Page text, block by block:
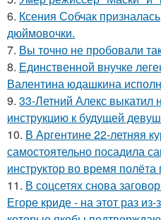
6. Ксения Собчак
дюймовочки.
7. Вы точно не пробовали
8. Единственной внучке
Валентина юдашкина
9. 33-Летний Алекс выкатил
инструкцию к будущей
10. В Аргентине 22-летняя
самостоятельно посадила
инструктор во время
11. В соцсетях снова
Егоре криде - на этот раз